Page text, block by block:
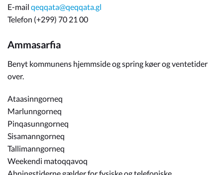
E-mail qeqqata@qeqqata.gl
Telefon (+299) 70 21 00
Ammasarfia
Benyt kommunens hjemmside og spring køer og ventetider
over.
Ataasinngorneq
Marlunngorneq
Pinqasunngorneq
Sisamanngorneq
Tallimanngorneq
Weekendi matoqqavoq